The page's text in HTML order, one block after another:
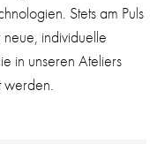
Stets am Puls
individuelle
in unseren Ateliers
werden.